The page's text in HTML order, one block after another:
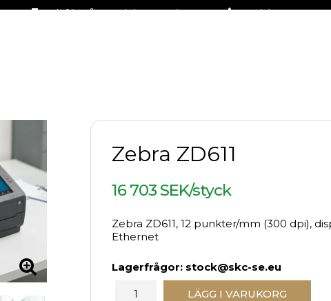
Fraktfritt på stora delar av sortimentet +46 (0)31-27 42 30
Zebra ZD611
16 703 SEK/styck
Zebra ZD611, 12 punkter/mm (300 dpi),
Ethernet
Lagerfrågor: stock@skc-se.eu
LÄGG I VARUKORG